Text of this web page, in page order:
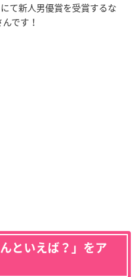
て新人男優賞を受賞するな
です！
といえば？」をア